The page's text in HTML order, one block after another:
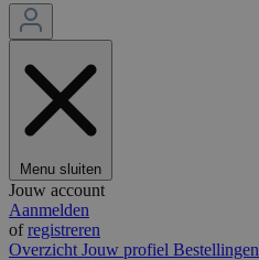
Menu sluiten
Jouw account
Aanmelden
ofregistreren
Overzicht Jouw profiel Bestellingen